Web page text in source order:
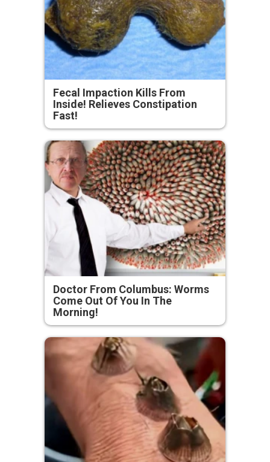
Fecal Impaction Kills From
Inside! Relieves Constipation
Fast!
Doctor From Columbus: Worms
Come Out Of You In The
Morning!